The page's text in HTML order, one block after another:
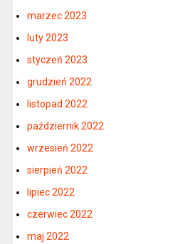
marzec 2023
luty 2023
styczeń 2023
grudzień 2022
listopad 2022
październik 2022
wrzesień 2022
sierpień 2022
lipiec 2022
czerwiec 2022
maj 2022